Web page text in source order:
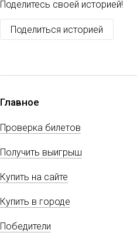
Поделитесь своей историей!
Поделиться историей
Главное
Проверка билетов
Получить выигрыш
Купить на сайте
Купить в городе
Победители